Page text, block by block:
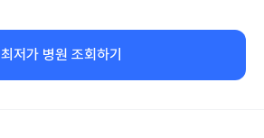
최저가 병원 조회하기